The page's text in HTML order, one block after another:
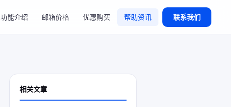
功能介绍 邮箱价格 优惠购买 帮助资讯 联系我们
相关文章